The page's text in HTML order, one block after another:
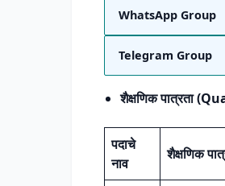
WhatsApp Group
Telegram Group
शैक्षणिक पात्रता
पदाचे
नाव
शैक्षणिक